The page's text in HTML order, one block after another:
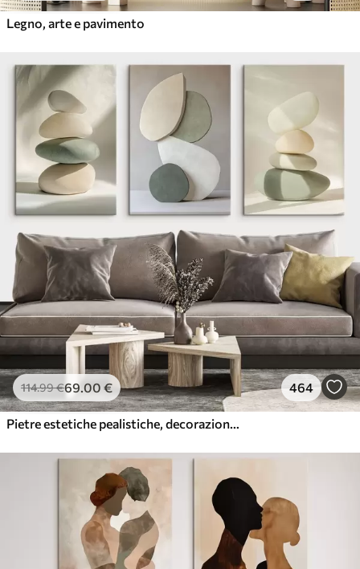
Legno, arte e pavimento
114.99€69.00 € 464
Pietre estetiche pealistiche, decorazione della casa, illuminazione naturale